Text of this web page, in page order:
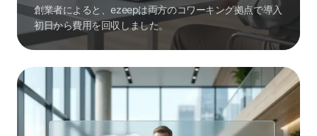
創業者によると、ezeepは両方のコワーキング拠点で導入
初日から費用を回収しました。